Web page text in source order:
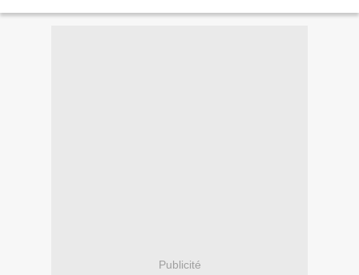
Publicité